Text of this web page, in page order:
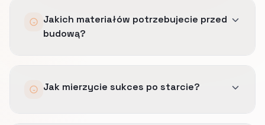
decyzji i ustawiamy praktyczne fakty, zasady
oraz następny krok tam, gdzie niepewność
Jakich materiałów potrzebujecie przed
budową?
takiego jak czytelne menu, płynna rezerwacja i
Jak mierzycie sukces po starcie?